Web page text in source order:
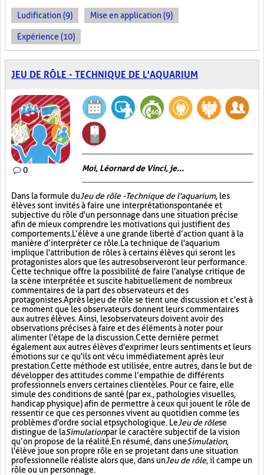
Ludification (9) Mise en application (9)
Expérience (10)
JEU DE RÔLE - TECHNIQUE DE L'AQUARIUM
0 Moi, Léornard de Vinci, je...
Dans la formule duJeu de rôle - Technique de l'aquarium, les
élèves sont invités à faire une interprétation spontanée et
subjective du rôle d'un personnage dans une situation précise
afin de mieux comprendre les motivations qui justifient des
comportements. L’élève a une grande liberté d’action quant à la
manière d’interpréter ce rôle. La technique de l'aquarium
implique l'attribution de rôles à certains élèves qui seront les
protagonistes alors que les autres observeront leur performance.
Cette technique offre la possibilité de faire l'analyse critique de
la scène interprétée et suscite habituellement de nombreux
commentaires de la part des observateurs et des
protagonistes. Après le jeu de rôle se tient une discussion et c'est à
ce moment que les observateurs donnent leurs commentaires
aux autres élèves. Ainsi, les observateurs doivent avoir des
observations précises à faire et des éléments à noter pour
alimenter l'étape de la discussion. Cette dernière permet
également aux autres élèves d'exprimer leurs sentiments et leurs
émotions sur ce qu'ils ont vécu immédiatement après leur
prestation. Cette méthode est utilisée, entre autres, dans le but de
développer des attitudes comme l’empathie de différents
professionnels envers certaines clientèles. Pour ce faire, elle
simule des conditions de santé (par ex., pathologies visuelles,
handicap physique) afin de permettre à ceux qui jouent le rôle de
ressentir ce que ces personnes vivent au quotidien comme les
problèmes d'ordre social et psychologique. LeJeu de rôlese
distingue de laSimulationpar le caractère subjectif de la vision
qu’on propose de la réalité. En résumé, dans uneSimulation,
l'élève joue son propre rôle en se projetant dans une situation
professionnelle réaliste alors que, dans unJeu de rôle, il campe un
rôle ou un personnage.